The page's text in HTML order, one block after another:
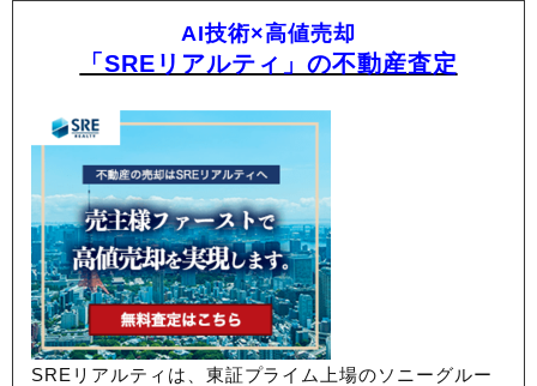
AI技術×高値売却
「SREリアルティ」の不動産査定
SREリアルティは、東証プライム上場のソニーグルー